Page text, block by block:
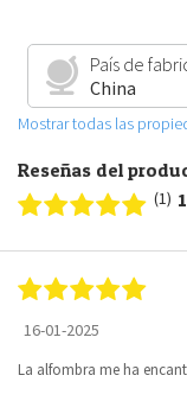
País de
China
Mostrar todas las
Reseñas del
(1)
16-01-2025
La alfombra me ha